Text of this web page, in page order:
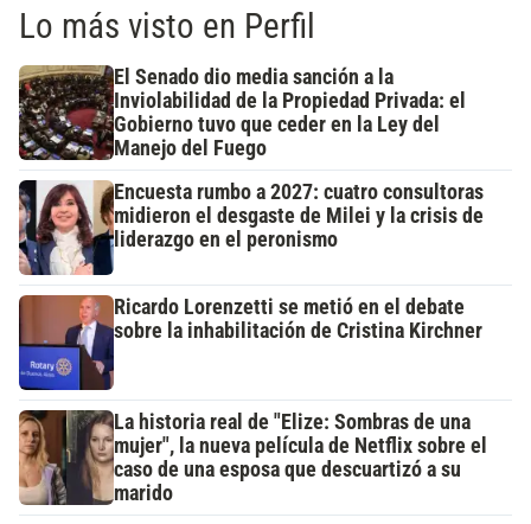
Lo más visto en Perfil
El Senado dio media sanción a la
Inviolabilidad de la Propiedad Privada: el
Gobierno tuvo que ceder en la Ley del
Manejo del Fuego
Encuesta rumbo a 2027: cuatro consultoras
midieron el desgaste de Milei y la crisis de
liderazgo en el peronismo
Ricardo Lorenzetti se metió en el debate
sobre la inhabilitación de Cristina Kirchner
La historia real de "Elize: Sombras de una
mujer", la nueva película de Netflix sobre el
caso de una esposa que descuartizó a su
marido